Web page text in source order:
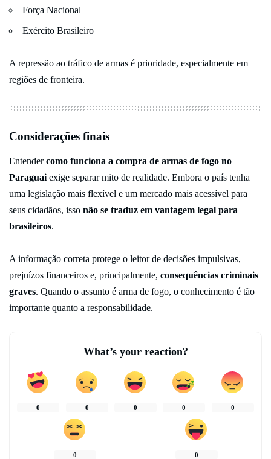
Força Nacional
Exército Brasileiro
A repressão ao tráfico de armas é prioridade, especialmente em
regiões de fronteira.
Considerações finais
Entendercomo funciona a compra de armas de fogo no
Paraguaiexige separar mito de realidade. Embora o país tenha
uma legislação mais flexível e um mercado mais acessível para
seus cidadãos, isso não se traduz em vantagem legal para
brasileiros.
A informação correta protege o leitor de decisões impulsivas,
prejuízos financeiros e, principalmente, consequências criminais
graves. Quando o assunto é arma de fogo, o conhecimento é tão
importante quanto a responsabilidade.
What’s your reaction?
0 0 0 0 0
0 0